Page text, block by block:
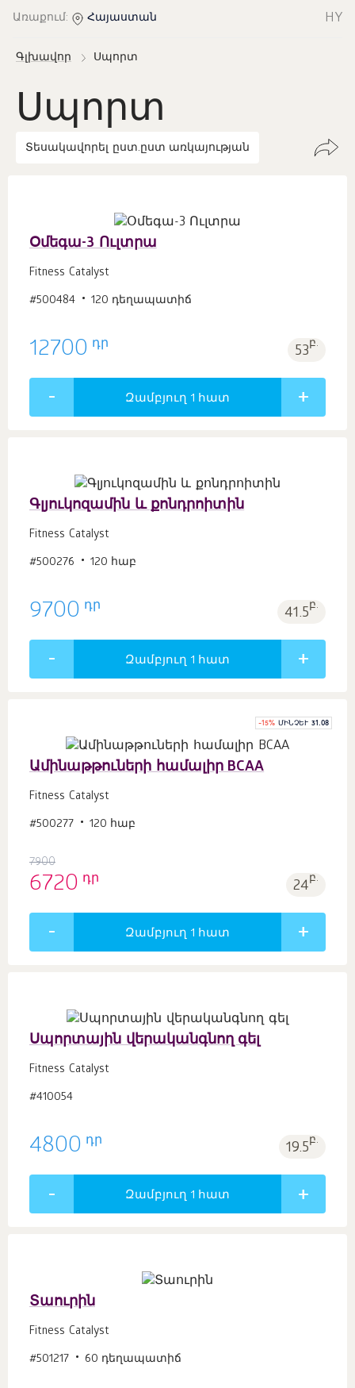
Առաքում: Հայաստան HY
Գլխավոր Սպորտ
Սպորտ
Տեսակավորել ըստ.ըստ առկայության
Օմեգա-3 Ուլտրա
Fitness Catalyst
#500484 120 դեղապատիճ
12700 դր 53բ.
Զամբյուղ 1 հատ
Գլյուկոզամին և քոնդրոիտին
Fitness Catalyst
#500276 120 հաբ
9700 դր 41.5բ.
Զամբյուղ 1 հատ
-15% ՄԻՆՉԵՒ 31.08
Ամինաթթուների համալիր BCAA
Fitness Catalyst
#500277 120 հաբ
7900
6720 դր 24բ.
Զամբյուղ 1 հատ
Սպորտային վերականգնող գել
Fitness Catalyst
#410054
4800 դր 19.5բ.
Զամբյուղ 1 հատ
Տաուրին
Fitness Catalyst
#501217 60 դեղապատիճ